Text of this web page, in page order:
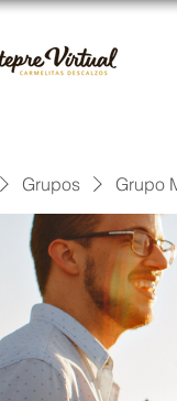
Grupos Grupo